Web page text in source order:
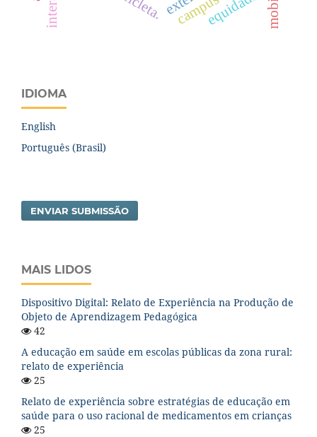
IDIOMA
English
Português (Brasil)
ENVIAR SUBMISSÃO
MAIS LIDOS
Dispositivo Digital: Relato de Experiência na Produção de
Objeto de Aprendizagem Pedagógica
42
A educação em saúde em escolas públicas da zona rural:
relato de experiência
25
Relato de experiência sobre estratégias de educação em
saúde para o uso racional de medicamentos em crianças
25